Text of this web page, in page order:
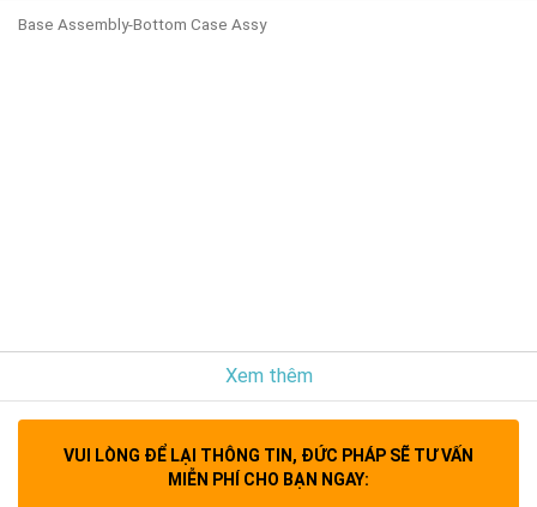
Base Assembly-Bottom Case Assy
Xem thêm
VUI LÒNG ĐỂ LẠI THÔNG TIN, ĐỨC PHÁP SẼ TƯ VẤN
MIỄN PHÍ CHO BẠN NGAY: